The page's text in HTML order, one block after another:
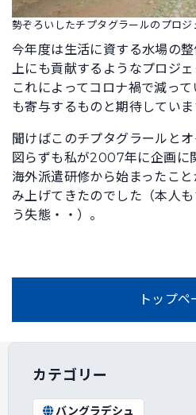
勢ぞろいしたチプタグラールのプロジ
今年度は生活に資する水場の
上にも貢献するようなプロジェ
これによってコロナ禍で減っ
も寄与するものと期待していま
聞けばこのチプタグラールとオ
図らずも私が2007年に企画に
海外派遣研修から始まったこ
み上げてきたのでした（本人
う失態・・）。
トップペ
カテゴリー
バングラデシュ